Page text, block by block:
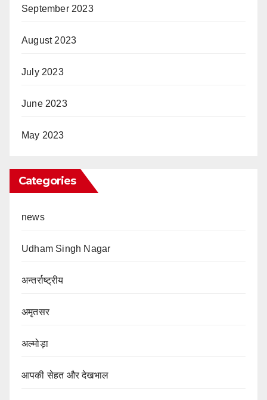
September 2023
August 2023
July 2023
June 2023
May 2023
Categories
news
Udham Singh Nagar
अन्तर्राष्ट्रीय
अमृतसर
अल्मोड़ा
आपकी सेहत और देखभाल